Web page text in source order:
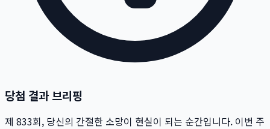
당첨 결과 브리핑
제 833회, 당신의 간절한 소망이 현실이 되는 순간입니다. 이번 주